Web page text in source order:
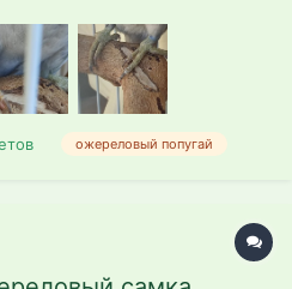
как лечить.
ожереловый попугай